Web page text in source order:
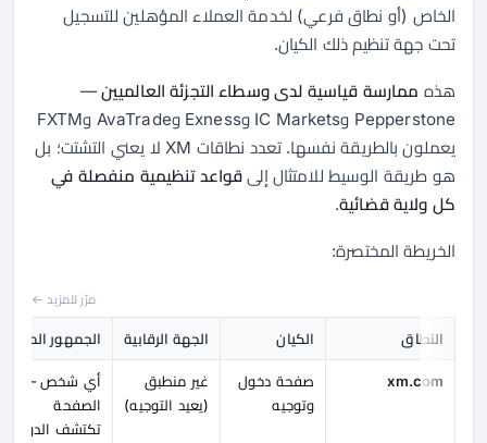
الخاص (أو نطاق فرعي) لخدمة العملاء المؤهلين للتسجيل
تحت جهة تنظيم ذلك الكيان.
هذه ممارسة قياسية لدى وسطاء التجزئة العالميين—
Pepperstone وIC Markets وExness وAvaTrade وFXTM
يعملون بالطريقة نفسها. تعدد نطاقات XM لا يعني التشتت؛ بل
هو طريقة الوسيط للامتثال إلى قواعد تنظيمية منفصلة في
كل ولاية قضائية.
الخريطة المختصرة:
مرّر للمزيد ←
النطاق الكيان الجهة الرقابية الجمهور المعتاد
xm.com
صفحة دخول
وتوجيه
غير منطبق
(يعيد التوجيه)
أي شخص —
الصفحة
تكتشف الدولة